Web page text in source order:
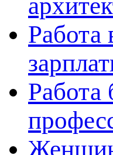
Работа
Работа